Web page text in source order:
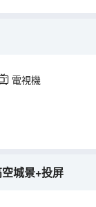
電視機
城景+投屏